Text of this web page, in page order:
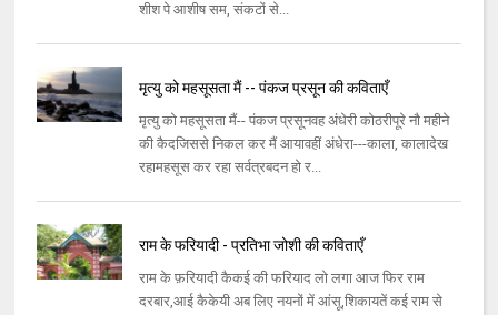
शीश पे आशीष सम, संकटों से...
मृत्यु को महसूसता मैं -- पंकज प्रसून की कविताएँ
मृत्यु को महसूसता मैं-- पंकज प्रसूनवह अंधेरी कोठरीपूरे नौ महीने
की कैदजिससे निकल कर मैं आयावहीं अंधेरा---काला, कालादेख
रहामहसूस कर रहा सर्वत्रबदन हो र...
राम के फरियादी - प्रतिभा जोशी की कविताएँ
राम के फ़रियादी कैकई की फरियाद लो लगा आज फिर राम
दरबार,आई कैकेयी अब लिए नयनों में आंसू,शिकायतें कई राम से